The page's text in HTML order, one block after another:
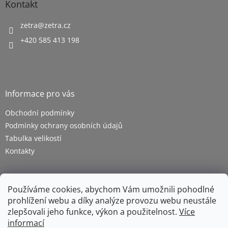
Používáme cookies, abychom Vám umožnili pohodlné
prohlížení webu a díky analýze provozu webu neustále
zlepšovali jeho funkce, výkon a použitelnost. Více
informací
Kontakt
zetra@zetra.cz
+420 585 413 198
Informace pro vás
Obchodní podmínky
Podmínky ochrany osobních údajů
Tabulka velikostí
Kontakty